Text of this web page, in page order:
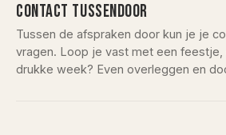
CONTACT TUSSENDOOR
Tussen de afspraken door kun je je
vragen. Loop je vast met een feestje,
drukke week? Even overleggen en